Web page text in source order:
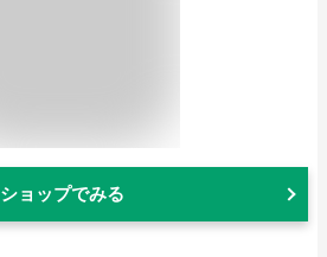
ショップでみる